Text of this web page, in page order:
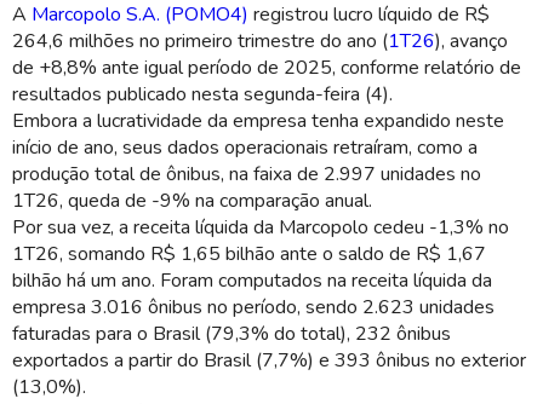
A Marcopolo S.A. (POMO4) registrou lucro líquido de R$
264,6 milhões no primeiro trimestre do ano (1T26), avanço
de +8,8% ante igual período de 2025, conforme relatório de
resultados publicado nesta segunda-feira (4).
Embora a lucratividade da empresa tenha expandido neste
início de ano, seus dados operacionais retraíram, como a
produção total de ônibus, na faixa de 2.997 unidades no
1T26, queda de -9% na comparação anual.
Por sua vez, a receita líquida da Marcopolo cedeu -1,3% no
1T26, somando R$ 1,65 bilhão ante o saldo de R$ 1,67
bilhão há um ano. Foram computados na receita líquida da
empresa 3.016 ônibus no período, sendo 2.623 unidades
faturadas para o Brasil (79,3% do total), 232 ônibus
exportados a partir do Brasil (7,7%) e 393 ônibus no exterior
(13,0%).